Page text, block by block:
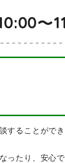
～
することができ
ったり、安心